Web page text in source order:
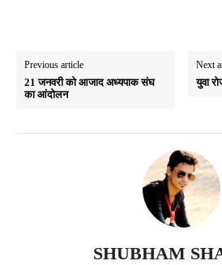
Previous article
21 जनवरी को आजाद अध्यपाक संघ
का आंदोलन
Next
युवा
SHUBHAM